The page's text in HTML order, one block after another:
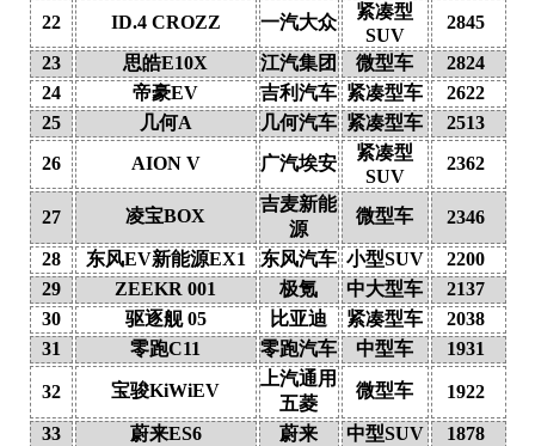
22 ID.4 CROZZ 一汽大众
紧凑型
SUV
2845
23
思皓E10X 江汽集团 微型车
2824
24
帝豪EV 吉利汽车 紧凑型车
2622
25
几何A 几何汽车 紧凑型车
2513
26
AION V 广汽埃安
紧凑型
SUV
2362
27 凌宝BOX
吉麦新能
源
微型车 2346
28 东风EV新能源EX1 东风汽车 小型SUV
2200
29
ZEEKR 001 极氪 中大型车
2137
30
驱逐舰 05 比亚迪 紧凑型车
2038
31
零跑C11 零跑汽车 中型车 1931
32 宝骏KiWiEV
上汽通用
五菱
微型车 1922
33 蔚来ES6 蔚来 中型SUV
1878